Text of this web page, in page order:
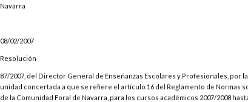
Navarra
08/02/2007
Resolución
87/2007, del Director General de Enseñanzas Escolares y Profesionales, por
unidad concertada a que se refiere el artículo 16 del Reglamento de
de la Comunidad Foral de Navarra, para los cursos académicos 2007/2008